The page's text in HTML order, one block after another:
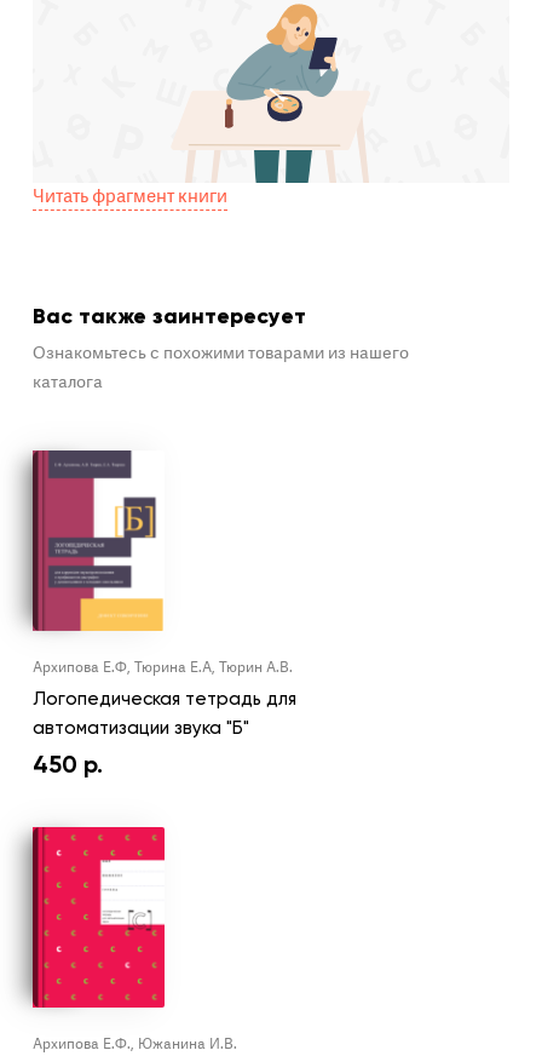
Читать фрагмент книги
Вас также заинтересует
Ознакомьтесь с похожими товарами из нашего
каталога
Архипова Е.Ф, Тюрина Е.А, Тюрин А.В.
Логопедическая тетрадь для
автоматизации звука "Б"
450 р.
Архипова Е.Ф., Южанина И.В.